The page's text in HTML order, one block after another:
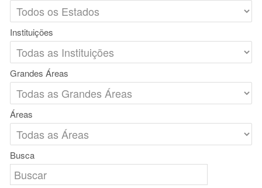
Instituições
Grandes Áreas
Áreas
Busca